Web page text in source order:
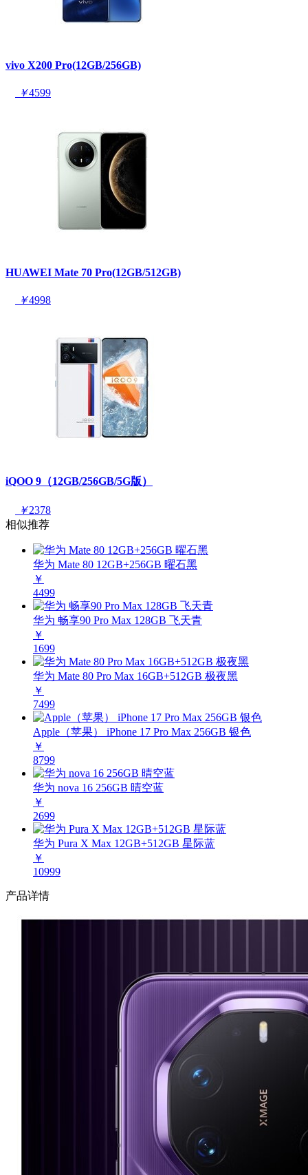
vivo X200 Pro(12GB/256GB)
￥4599
HUAWEI Mate 70 Pro(12GB/512GB)
￥4998
iQOO 9（12GB/256GB/5G版）
￥2378
相似推荐
华为 Mate 80 12GB+256GB 曜石黑
￥
4499
华为 畅享90 Pro Max 128GB 飞天青
￥
1699
华为 Mate 80 Pro Max 16GB+512GB 极夜黑
￥
7499
Apple（苹果） iPhone 17 Pro Max 256GB 银色
￥
8799
华为 nova 16 256GB 晴空蓝
￥
2699
华为 Pura X Max 12GB+512GB 星际蓝
￥
10999
产品详情